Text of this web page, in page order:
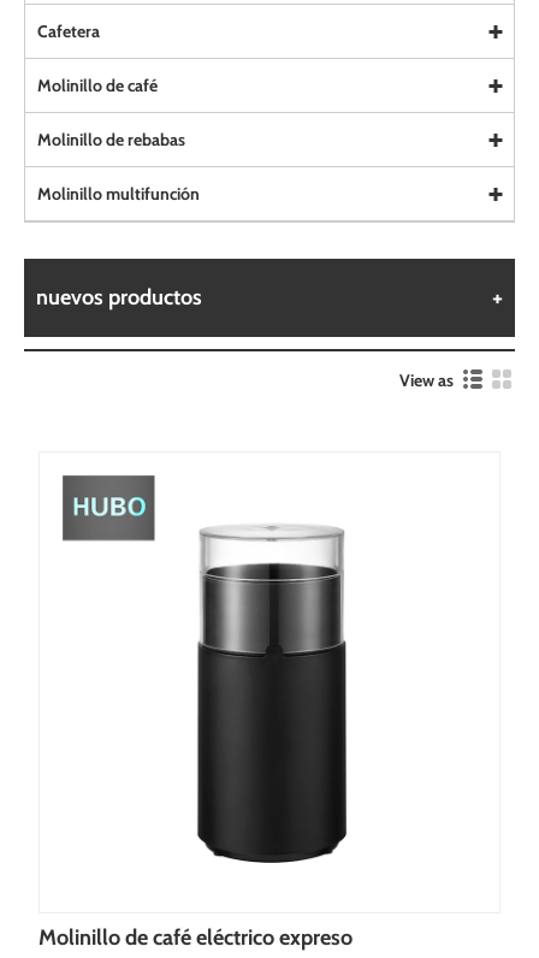
Cafetera
Molinillo de café
Molinillo de rebabas
Molinillo multifunción
nuevos productos
View as
Molinillo de café eléctrico expreso